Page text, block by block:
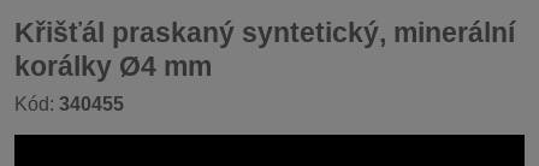
Křišťál praskaný syntetický, minerální
korálky Ø4 mm
Kód: 340455